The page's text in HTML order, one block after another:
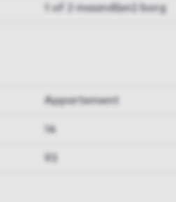
1 of 2 maand(en) borg
Appartement
14